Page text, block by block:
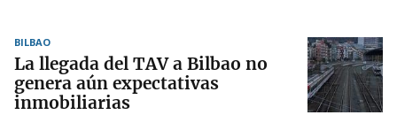
BILBAO
La llegada del TAV a Bilbao no
genera aún expectativas
inmobiliarias